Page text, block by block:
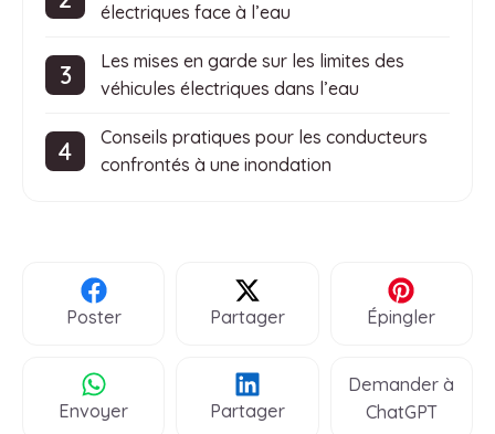
électriques face à l’eau
Les mises en garde sur les limites des
véhicules électriques dans l’eau
Conseils pratiques pour les conducteurs
confrontés à une inondation
Poster Partager Épingler
Envoyer Partager
Demander à
ChatGPT